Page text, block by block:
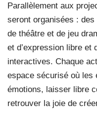
Parallèlement aux
seront organisées : des
de théâtre et de jeu
et d’expression libre et
interactives. Chaque
espace sécurisé où les
émotions, laisser libre
retrouver la joie de